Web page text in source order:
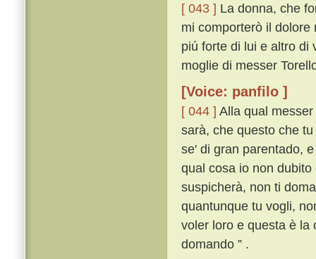
[ 043 ] La donna, che
mi comporterò il
piú forte di lui e altro di
moglie di messer
[Voice: panfilo ]
[ 044 ] Alla qual
sarà, che questo che
se' di gran parentado,
qual cosa io non
suspicherà, non ti
quantunque tu vogli,
voler loro e questa è la
domando ” .